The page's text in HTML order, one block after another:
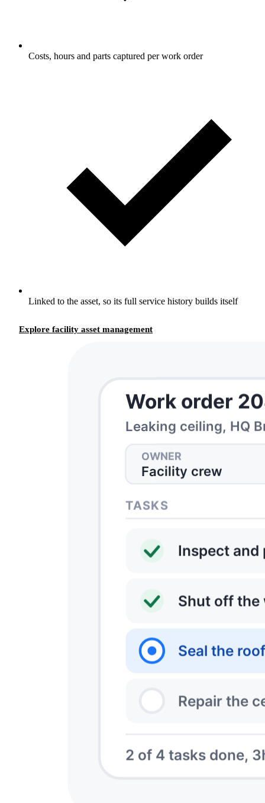
Costs, hours and parts captured per work order
Linked to the asset, so its full service history builds itself
Explore facility asset management